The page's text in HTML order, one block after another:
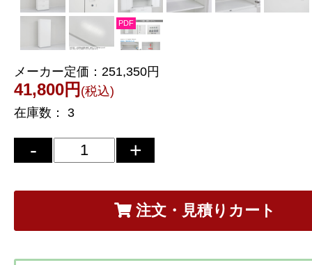
PDF
メーカー定価： 251,350円
41,800円 (税込)
在庫数：
3
注文・見積りカート